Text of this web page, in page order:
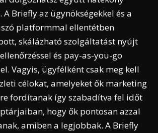
Briefly az ügynökségekkel és a
platformmal ellentétben
skálázható szolgáltatást nyújt
és pay-as-you-go
Vagyis, ügyfélként csak meg kell
célokat, amelyeket ők marketing
fordítanak így szabadítva fel időt
hogy ők pontosan azzal
amiben a legjobbak. A Briefly